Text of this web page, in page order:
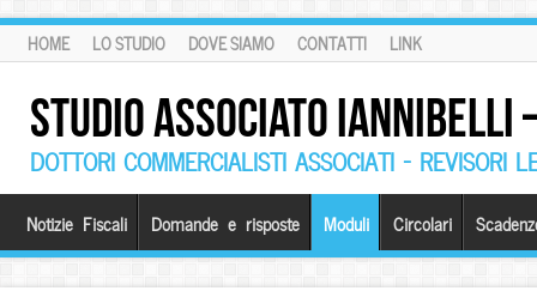
HOME LO STUDIO DOVE SIAMO CONTATTI LINK
STUDIO ASSOCIATO
DOTTORI COMMERCIALISTI ASSOCIATI – REVISORI
Notizie Fiscali Domande e risposte Moduli Circolari